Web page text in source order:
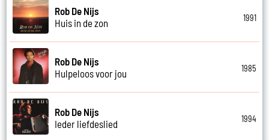
Rob De Nijs
Huis in de zon
1991
Rob De Nijs
Hulpeloos voor jou
1985
Rob De Nijs
Ieder liefdeslied
1994